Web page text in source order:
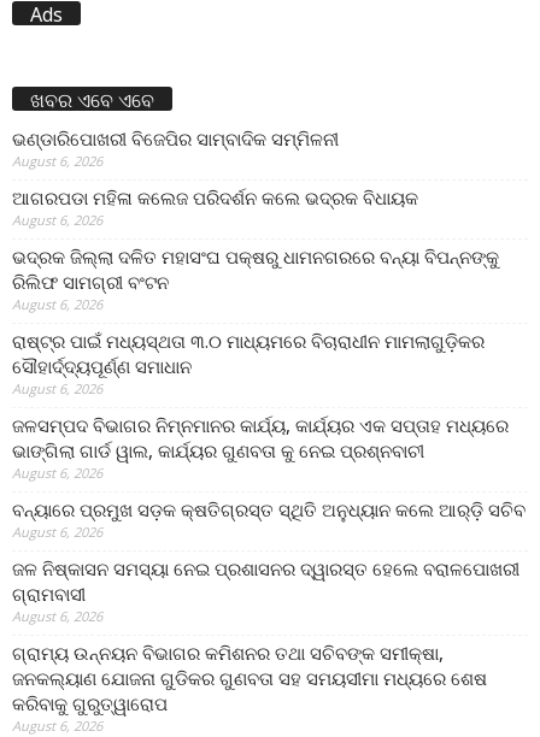
Ads
ଖବର ଏବେ ଏବେ
ଭଣ୍ଡାରିପୋଖରୀ ବିଜେପିର ସାମ୍ବାଦିକ ସମ୍ମିଳନୀ
August 6, 2026
ଆଗରପଡା ମହିଳା କଲେଜ ପରିଦର୍ଶନ କଲେ ଭଦ୍ରକ ବିଧାୟକ
August 6, 2026
ଭଦ୍ରକ ଜିଲ୍ଲା ଦଳିତ ମହାସଂଘ ପକ୍ଷରୁ ଧାମନଗରରେ ବନ୍ୟା ବିପନ୍ନଙ୍କୁ
ରିଲିଫ ସାମଗ୍ରୀ ବଂଟନ
August 6, 2026
ରାଷ୍ଟ୍ର ପାଇଁ ମଧ୍ୟସ୍ଥତା ୩.୦ ମାଧ୍ୟମରେ ବିଚାରାଧୀନ ମାମଲାଗୁଡ଼ିକର
ସୌହାର୍ଦ୍ଦ୍ୟପୂର୍ଣ୍ଣ ସମାଧାନ
August 6, 2026
ଜଳସମ୍ପଦ ବିଭାଗର ନିମ୍ନମାନର କାର୍ଯ୍ୟ, କାର୍ଯ୍ୟର ଏକ ସପ୍ତାହ ମଧ୍ୟରେ
ଭାଙ୍ଗିଲା ଗାର୍ଡ ୱାଲ, କାର୍ଯ୍ୟର ଗୁଣବତା କୁ ନେଇ ପ୍ରଶ୍ନବାଚୀ
August 6, 2026
ବନ୍ୟାରେ ପ୍ରମୁଖ ସଡ଼କ କ୍ଷତିଗ୍ରସ୍ତ ସ୍ଥିତି ଅନୁଧ୍ୟାନ କଲେ ଆର୍‌ଡ଼ି ସଚିବ
August 6, 2026
ଜଳ ନିଷ୍କାସନ ସମସ୍ୟା ନେଇ ପ୍ରଶାସନର ଦ୍ୱାରସ୍ତ ହେଲେ ବରାଳପୋଖରୀ
ଗ୍ରାମବାସୀ
August 6, 2026
ଗ୍ରାମ୍ୟ ଉନ୍ନୟନ ବିଭାଗର କମିଶନର ତଥା ସଚିବଙ୍କ ସମୀକ୍ଷା,
ଜନକଲ୍ୟାଣ ଯୋଜନା ଗୁଡିକର ଗୁଣବତା ସହ ସମୟସୀମା ମଧ୍ୟରେ ଶେଷ
କରିବାକୁ ଗୁରୁତ୍ୱାରୋପ
August 6, 2026